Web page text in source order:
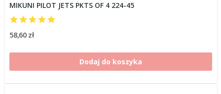
MIKUNI PILOT JETS PKTS OF 4 224-45
58,60 zł
Dodaj do koszyka